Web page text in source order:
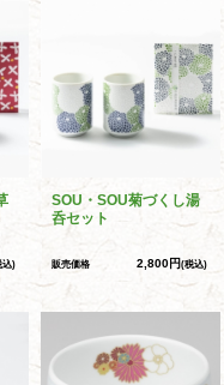
込)
SOU・SOU菊づくし湯
呑セット
販売価格 2,800円(税込)